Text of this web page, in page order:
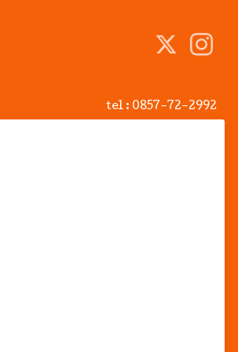
tel : 0857-72-2992